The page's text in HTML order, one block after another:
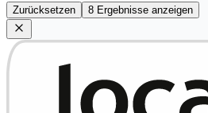
Zurücksetzen 8 Ergebnisse anzeigen